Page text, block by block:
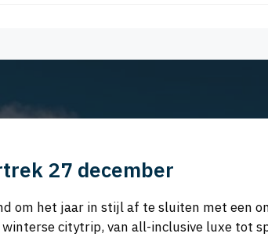
27 december
om het jaar in stijl af te sluiten met een
citytrip, van all-inclusive luxe tot